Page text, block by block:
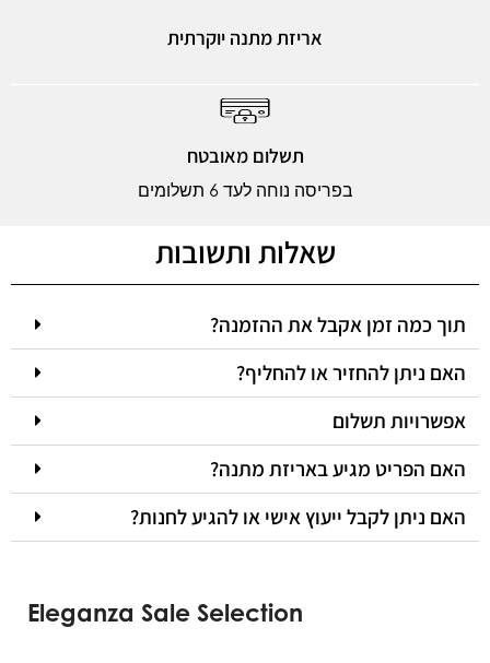
אריזת מתנה יוקרתית
תשלום מאובטח
בפריסה נוחה לעד 6 תשלומים
שאלות ותשובות
תוך כמה זמן אקבל את ההזמנה?
האם ניתן להחזיר או להחליף?
אפשרויות תשלום
האם הפריט מגיע באריזת מתנה?
האם ניתן לקבל ייעוץ אישי או להגיע לחנות?
Eleganza Sale Selection